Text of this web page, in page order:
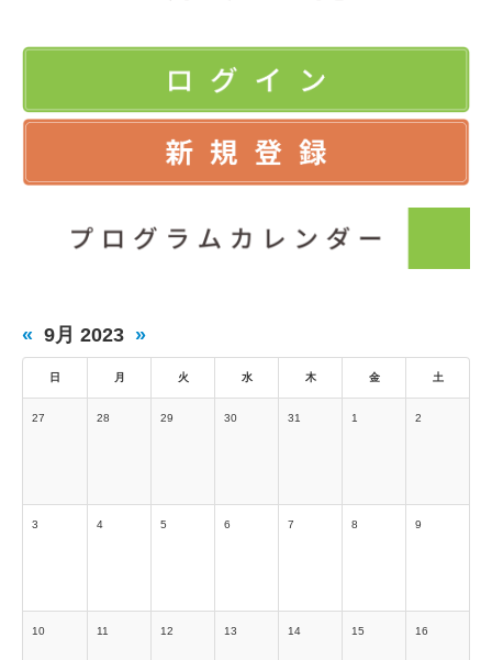
« 9月 2023 »
日 月 火 水 木 金 土
27 28 29 30 31 1 2
3 4 5 6 7 8 9
10 11 12 13 14 15 16